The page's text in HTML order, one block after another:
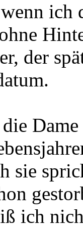
ich
der
sie
ich